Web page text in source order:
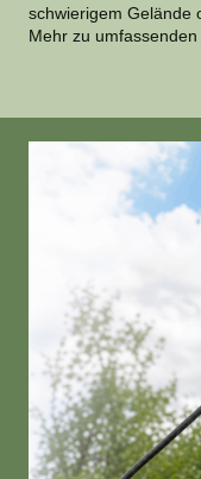
schwierigem Gelände
Mehr zu